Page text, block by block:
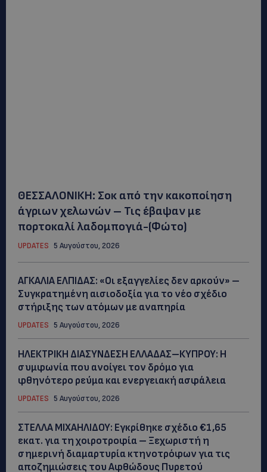
ΘΕΣΣΑΛΟΝΙΚΗ: Σοκ από την κακοποίηση
άγριων χελωνών – Τις έβαψαν με
πορτοκαλί λαδομπογιά-(Φώτο)
UPDATES 5 Αυγούστου, 2026
ΑΓΚΑΛΙΑ ΕΛΠΙΔΑΣ: «Οι εξαγγελίες δεν αρκούν» –
Συγκρατημένη αισιοδοξία για το νέο σχέδιο
στήριξης των ατόμων με αναπηρία
UPDATES 5 Αυγούστου, 2026
ΗΛΕΚΤΡΙΚΗ ΔΙΑΣΥΝΔΕΣΗ ΕΛΛΑΔΑΣ–ΚΥΠΡΟΥ: Η
συμφωνία που ανοίγει τον δρόμο για
φθηνότερο ρεύμα και ενεργειακή ασφάλεια
UPDATES 5 Αυγούστου, 2026
ΣΤΕΛΛΑ ΜΙΧΑΗΛΙΔΟΥ: Εγκρίθηκε σχέδιο €1,65
εκατ. για τη χοιροτροφία – Ξεχωριστή η
σημερινή διαμαρτυρία κτηνοτρόφων για τις
αποζημιώσεις του Αφθώδους Πυρετού